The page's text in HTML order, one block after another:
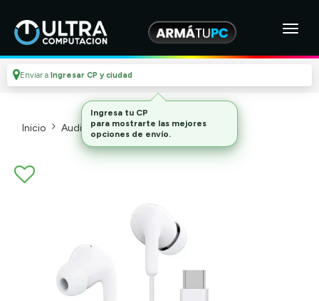
Enviar a Ingresar CP y ciudad
Inicio Audio Auriculares
Ingresa tu CP
para mostrarte las mejores
opciones de envío.